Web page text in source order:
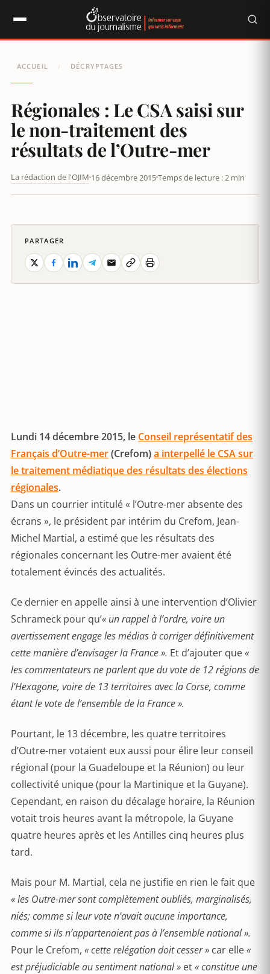
ACCUEIL / DÉCRYPTAGES
Régionales : Le CSA saisi sur
le non-traitement des
résultats de l’Outre-mer
La rédaction de l'OJIM 16 décembre 2015Temps de lecture : 2 min
Lundi 14 décembre 2015, le Conseil représentatif des
Français d’Outre-mer(Crefom)a interpellé le CSA sur
le traitement médiatique des résultats des élections
régionales.
Dans un courrier intitulé « l’Outre-mer absente des
écrans », le président par intérim du Crefom, Jean-
Michel Martial, a estimé que les résultats des
régionales concernant les Outre-mer avaient été
totalement évincés des actualités.
Ce dernier en appelle ainsi à une intervention d’Olivier
Schrameck pour qu’« un rappel à l’ordre, voire un
avertissement engage les médias à corriger définitivement
cette manière d’envisager la France ». Et d’ajouter que«
les commentateurs ne parlent que du vote de 12 régions de
l’Hexagone, voire de 13 territoires avec la Corse, comme
étant le vote de l’ensemble de la France ».
Pourtant, le 13 décembre, les quatre territoires
d’Outre-mer votaient eux aussi pour élire leur conseil
régional (pour la Guadeloupe et la Réunion) ou leur
collectivité unique (pour la Martinique et la Guyane).
Cependant, en raison du décalage horaire, la Réunion
votait trois heures avant la métropole, la Guyane
quatre heures après et les Antilles cinq heures plus
tard.
Mais pour M. Martial, cela ne justifie en rien le fait que
« les Outre-mer sont complètement oubliés, marginalisés,
niés; comme si leur vote n’avait aucune importance,
comme si ils n’appartenaient pas à l’ensemble national ».
Pour le Crefom, « cette relégation doit cesser » car elle«
est préjudiciable au sentiment national » et« constitue une
PARTAGER
Panneau de gestion des cookies